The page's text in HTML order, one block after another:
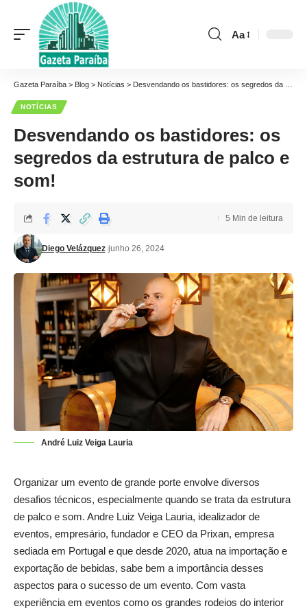
Font
Aa
Gazeta Paraíba > Blog > Notícias > Desvendando os bastidores: os segredos da estrutura de palco e som!
NOTÍCIAS
Desvendando os bastidores: os
segredos da estrutura de palco e
som!
Diego Velázquez junho 26, 2024
5 Min de leitura
André Luiz Veiga Lauria
Organizar um evento de grande porte envolve diversos
desafios técnicos, especialmente quando se trata da estrutura
de palco e som. Andre Luiz Veiga Lauria, idealizador de
eventos, empresário, fundador e CEO da Prixan, empresa
sediada em Portugal e que desde 2020, atua na importação e
exportação de bebidas, sabe bem a importância desses
aspectos para o sucesso de um evento. Com vasta
experiência em eventos como os grandes rodeios do interior